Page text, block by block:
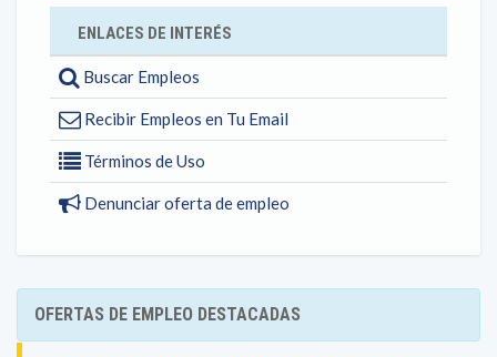
ENLACES DE INTERÉS
Buscar Empleos
Recibir Empleos en Tu Email
Términos de Uso
Denunciar oferta de empleo
OFERTAS DE EMPLEO DESTACADAS